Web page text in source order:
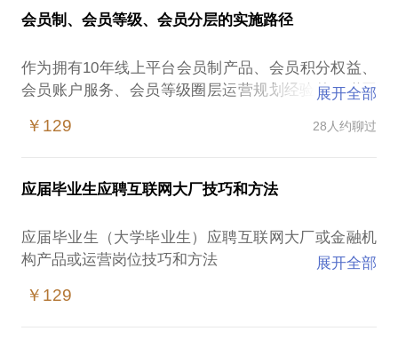
突破100万，年交易量突破10亿人民币。
并且借助于内部各项资源进行充分利用， 同时通过积
分提升客户活跃度且打通外部获客，并产生后续的交
叉营销，未来越来越多的企业会参与到企业忠诚度管
会员制、会员等级、会员分层的实施路径
作为拥有10年线上平台会员制产品、会员积分权益、
会员账户服务、会员等级圈层运营规划经验的互联网
的会员制服务，如何打造适合自身企业的精细化会员
1）会员制服务中，如何经营自身的存量客户，如何针
务是每个企业必须清晰设计的运营实施路径；
2）提供会员制服务过程中，不同会员、不同会员等级
展开全部
￥129 28人约聊过
应届毕业生应聘互联网大厂技巧和方法
应届毕业生（大学毕业生）应聘互联网大厂或金融机
构产品或运营岗位技巧和方法
1.当你的简历并没有互联网产品和运营经验时，哪些
展开全部
￥129